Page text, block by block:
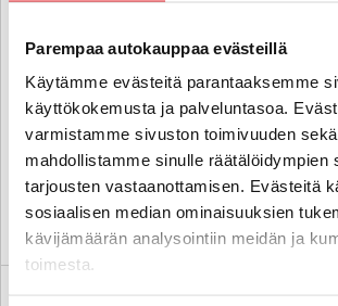
Parempaa autokauppaa evästeillä
Käytämme evästeitä parantaaksemme
käyttökokemusta ja palveluntasoa.
varmistamme sivuston toimivuuden sekä
mahdollistamme sinulle räätälöidympien
tarjousten vastaanottamisen. Evästeitä
sosiaalisen median ominaisuuksien
kävijämäärän analysointiin meidän ja
toimesta.
Muistinahat / Kamera
2012 , Automaatti, Hybridi, 282 000 km
13 880 €
alk. 165 € / kk